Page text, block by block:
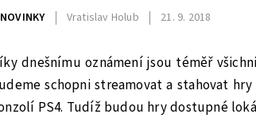
NOVINKY Vratislav Holub 21. 9. 2018
dnešnímu oznámení jsou téměř
schopni streamovat a stahovat
PS4. Tudíž budou hry dostupné